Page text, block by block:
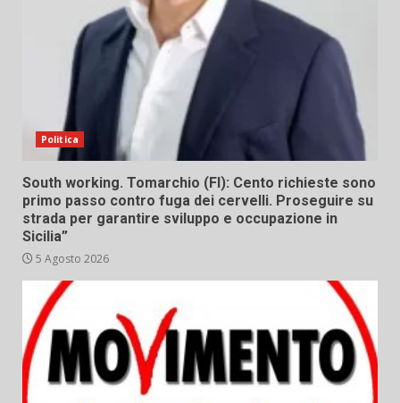
Politica
South working. Tomarchio (FI): Cento richieste sono
primo passo contro fuga dei cervelli. Proseguire su
strada per garantire sviluppo e occupazione in
Sicilia”
5 Agosto 2026